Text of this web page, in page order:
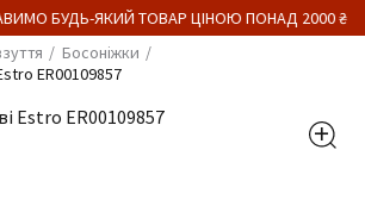
БУДЬ-ЯКИЙ ТОВАР ЦІНОЮ ПОНАД 2000 ₴
Босоніжки
ER00109857